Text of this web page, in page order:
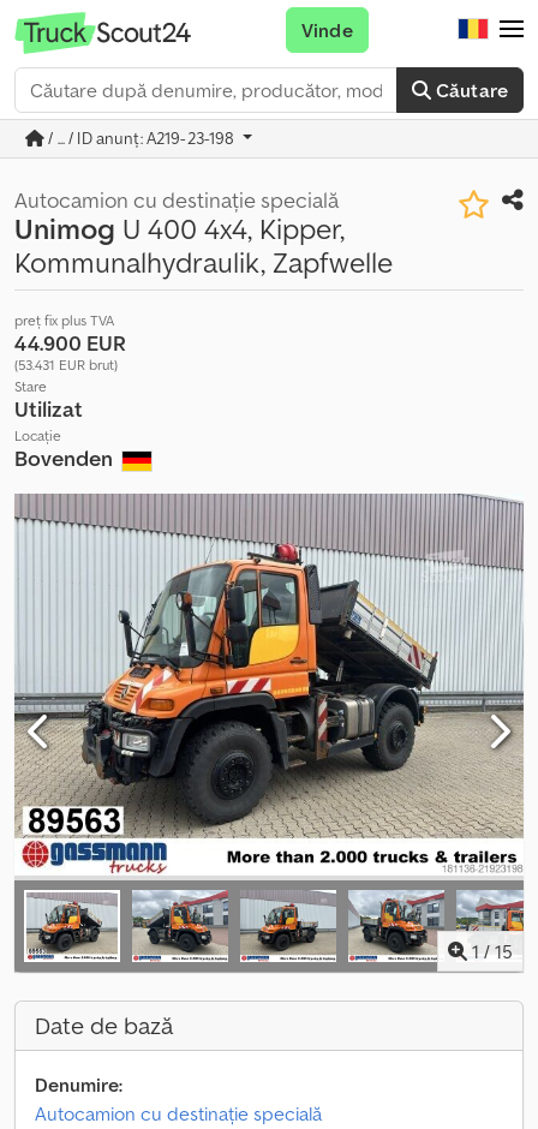
Căutare
Vinde
/ ... / ID anunț: A219-23-198
Autocamion cu destinație specială
Unimog U 400 4x4, Kipper,
Kommunalhydraulik, Zapfwelle
preț fix plus TVA
44.900 EUR
(53.431 EUR brut)
Stare
Utilizat
Locație
Bovenden
1 / 15
Date de bază
Denumire:
Autocamion cu destinație specială